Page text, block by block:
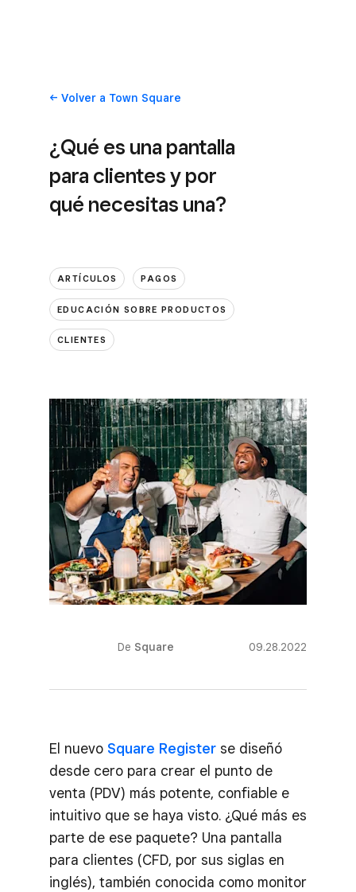
Volvera Town Square
¿Qué es una pantalla
para clientes y por
qué necesitas una?
ARTÍCULOS PAGOS
EDUCACIÓN SOBRE PRODUCTOS
CLIENTES
De Square 09.28.2022
El nuevo Square Register se diseñó
desde cero para crear el punto de
venta (PDV) más potente, confiable e
intuitivo que se haya visto. ¿Qué más es
parte de ese paquete? Una pantalla
para clientes (CFD, por sus siglas en
inglés), también conocida como monitor